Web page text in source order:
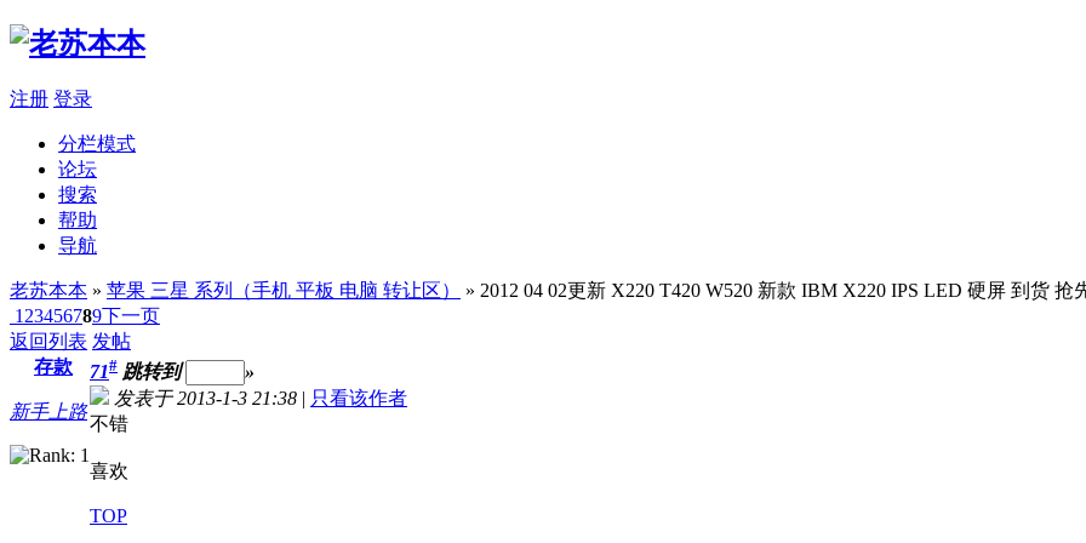
注册 登录
分栏模式
论坛
搜索
帮助
导航
老苏本本 » 苹果 三星 系列（手机 平板 电脑 转让区）
» 2012 04 02更新 X220 T420 W520 新款 IBM X220 IPS LED 硬屏 到货 抢
1 23456789下一页
返回列表 发帖
存款
新手上路
71# 跳转到
»
发表于 2013-1-3 21:38 | 只看该作者
不错
喜欢
TOP